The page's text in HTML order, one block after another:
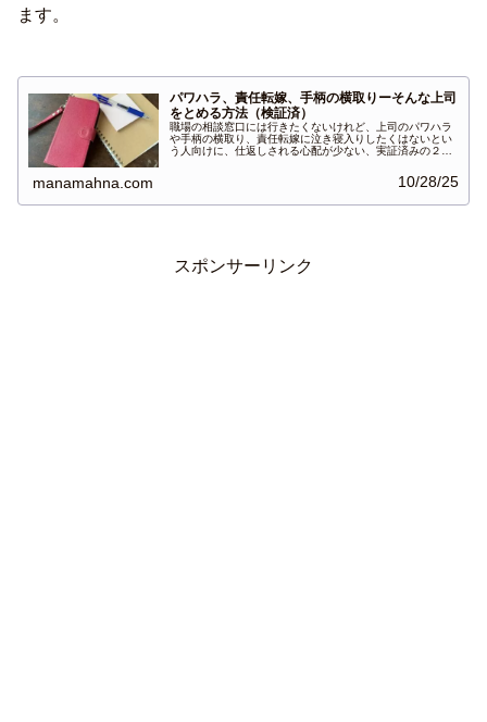
ます。
パワハラ、責任転嫁、手柄の横取りーそんな上司
をとめる方法（検証済）
職場の相談窓口には行きたくないけれど、上司のパワハラ
や手柄の横取り、責任転嫁に泣き寝入りしたくはないとい
う人向けに、仕返しされる心配が少ない、実証済みの２つ
manamahna.com 10/28/25
スポンサーリンク